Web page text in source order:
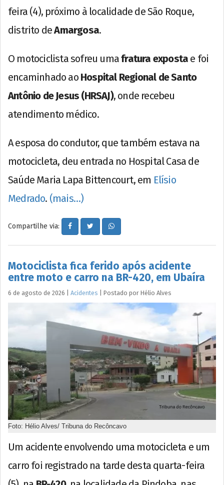
feira (4), próximo à localidade de São Roque,
distrito deAmargosa.
O motociclista sofreu umafratura exposta e foi
encaminhado ao Hospital Regional de Santo
Antônio de Jesus (HRSAJ), onde recebeu
atendimento médico.
A esposa do condutor, que também estava na
motocicleta, deu entrada no Hospital Casa de
Saúde Maria Lapa Bittencourt, em Elísio
Medrado. (mais…)
Compartilhe via:
Motociclista fica ferido após acidente
entre moto e carro na BR-420, em Ubaíra
6 de agosto de 2026 Acidentes Postado por Hélio Alves
Foto: Hélio Alves/ Tribuna do Recôncavo
Um acidente envolvendo uma motocicleta e um
carro foi registrado na tarde desta quarta-feira